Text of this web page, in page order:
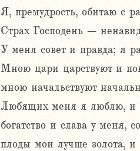
Я, премудрость, обитаю с
Страх Господень –
У меня совет и правда; я
Мною цари царствуют и
мною начальствуют
Любящих меня я люблю, и
богатство и слава у меня,
плоды мои лучше золота, и